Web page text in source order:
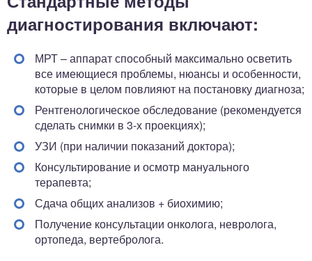
диагностирования включают:
МРТ – аппарат способный максимально осветить
все имеющиеся проблемы, нюансы и особенности,
которые в целом повлияют на постановку диагноза;
Рентгенологическое обследование (рекомендуется
сделать снимки в 3-х проекциях);
УЗИ (при наличии показаний доктора);
Консультирование и осмотр мануального
терапевта;
Сдача общих анализов + биохимию;
Получение консультации онколога, невролога,
ортопеда, вертебролога.